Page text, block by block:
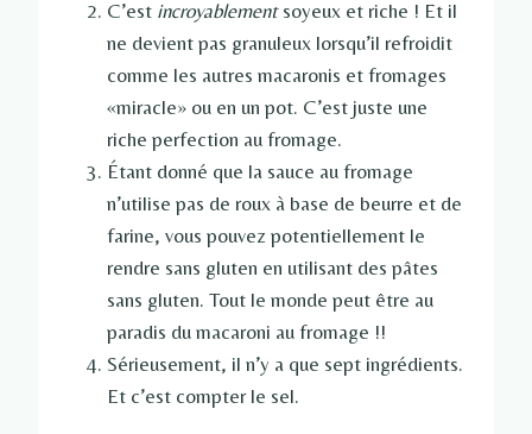
C’est incroyablementsoyeux et riche ! Et il
ne devient pas granuleux lorsqu’il refroidit
comme les autres macaronis et fromages
«miracle» ou en un pot. C’est juste une
riche perfection au fromage.
Étant donné que la sauce au fromage
n’utilise pas de roux à base de beurre et de
farine, vous pouvez potentiellement le
rendre sans gluten en utilisant des pâtes
sans gluten. Tout le monde peut être au
paradis du macaroni au fromage !!
Sérieusement, il n’y a que sept ingrédients.
Et c’est compter le sel.